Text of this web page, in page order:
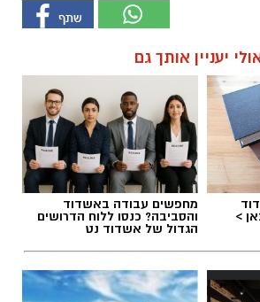
יעניין אותך גם
>
מחפשים עבודה באשדוד
והסביבה? כנסו ללוח הדרושים
הגדול של אשדוד נט